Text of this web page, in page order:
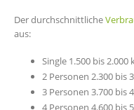
Der durchschnittliche
aus:
Single 1.500 bis 2.000
2 Personen 2.300 bis
3 Personen 3.700 bis
4 Personen 4.600 bis